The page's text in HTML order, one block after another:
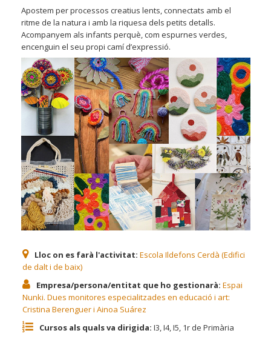
Apostem per processos creatius lents, connectats amb el
ritme de la natura i amb la riquesa dels petits detalls.
Acompanyem als infants perquè, com espurnes verdes,
encenguin el seu propi camí d’expressió.
Lloc on es farà l'activitat: Escola Ildefons Cerdà (Edifici
de dalt i de baix)
Empresa/persona/entitat que ho gestionarà: Espai
Nunki. Dues monitores especialitzades en educació i art:
Cristina Berenguer i Ainoa Suárez
Cursos als quals va dirigida: I3, I4, I5, 1r de Primària